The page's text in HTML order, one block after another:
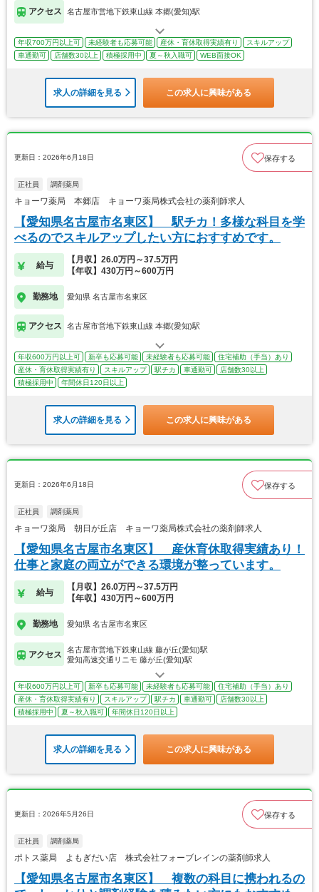
アクセス 名古屋市営地下鉄東山線 本郷(愛知)駅
年収700万円以上可 未経験者も応募可能 産休・育休取得実績有り
スキルアップ
車通勤可
店舗数30以上 積極採用中 夏～秋入職可 WEB面接OK
求人の詳細を見る この求人に興味がある
更新日：2026年6月18日 保存する
正社員 調剤薬局
キョーワ薬局 本郷店 キョーワ薬局株式会社の薬剤師求人
【愛知県名古屋市名東区】 駅チカ！多様な科目を学
べるのでスキルアップしたい方におすすめです。
給与
【月収】26.0万円～37.5万円
【年収】430万円～600万円
勤務地 愛知県 名古屋市名東区
アクセス 名古屋市営地下鉄東山線 本郷(愛知)駅
年収600万円以上可 新卒も応募可能 未経験者も応募可能
住宅補助（手当）あり
産休・育休取得実績有り
スキルアップ 駅チカ 車通勤可
店舗数30以上
積極採用中
年間休日120日以上
求人の詳細を見る この求人に興味がある
更新日：2026年6月18日 保存する
正社員 調剤薬局
キョーワ薬局 朝日が丘店 キョーワ薬局株式会社の薬剤師求人
【愛知県名古屋市名東区】 産休育休取得実績あり！
仕事と家庭の両立ができる環境が整っています。
給与
【月収】26.0万円～37.5万円
【年収】430万円～600万円
勤務地 愛知県 名古屋市名東区
アクセス
名古屋市営地下鉄東山線 藤が丘(愛知)駅
愛知高速交通リニモ 藤が丘(愛知)駅
年収600万円以上可 新卒も応募可能 未経験者も応募可能
住宅補助（手当）あり
産休・育休取得実績有り
スキルアップ 駅チカ 車通勤可
店舗数30以上
積極採用中
夏～秋入職可 年間休日120日以上
求人の詳細を見る この求人に興味がある
更新日：2026年5月26日 保存する
正社員 調剤薬局
ポトス薬局 よもぎだい店 株式会社フォーブレインの薬剤師求人
【愛知県名古屋市名東区】 複数の科目に携われるの